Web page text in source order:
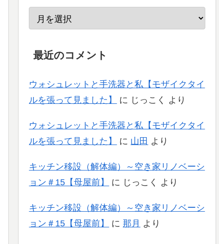
最近のコメント
ウォシュレットと手洗器と私【モザイクタイ
ルを張って見ました】
に じっこく より
ウォシュレットと手洗器と私【モザイクタイ
ルを張って見ました】
に 山田 より
キッチン移設（解体編）～空き家リノベーシ
ョン＃15【母屋前】
に じっこく より
キッチン移設（解体編）～空き家リノベーシ
ョン＃15【母屋前】
に那月 より